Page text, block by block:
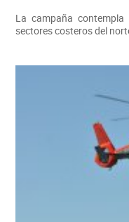
La campaña
sectores costeros del